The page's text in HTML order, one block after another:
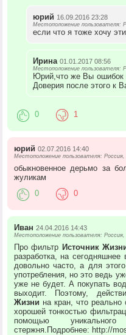
юрий 16.09.2016 23:28
Местоположение пользователя:
если что я тоже хочу
Ирина 01.01.2017 08:56
Местоположение пользователя:
Юрий,что же Вы ошибок
Доверия после этого к
0 1
юрий 02.07.2016 14:40
Местоположение пользователя: Россия,
обыкновенное дерьмо за
жуликам
0 0
Иван 24.04.2016 14:43
Местоположение пользователя: Россия,
Про фильтр Источник
разработка, на
довольно часто, а для
употребления, но это ведь
уже не будет. А покупать
выходит. Поэтому,
Жизни на кран, что реально
хорошей тонкостью
помощью
стержня.Подробнее: http://